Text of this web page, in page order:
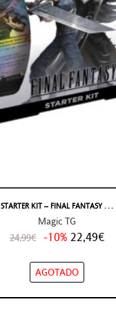
STARTER KIT – FINAL FANTASY . . .
Magic TG
24,99€ -10% 22,49€
AGOTADO